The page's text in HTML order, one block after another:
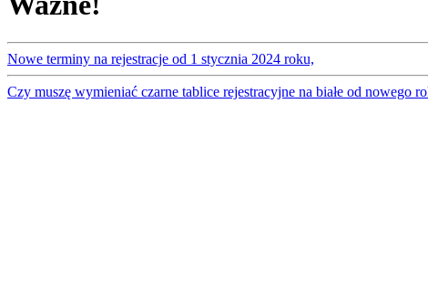
Nowe terminy na rejestracje od 1 stycznia 2024 roku,
Czy muszę wymieniać czarne tablice rejestracyjne na białe od nowego